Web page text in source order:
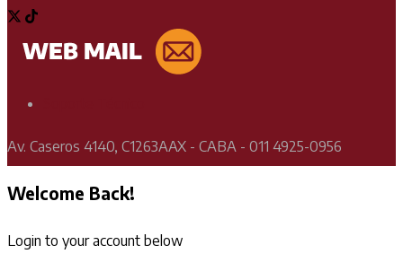
Av. Caseros 4140, C1263AAX - CABA - 011 4925-0956
Welcome Back!
Login to your account below